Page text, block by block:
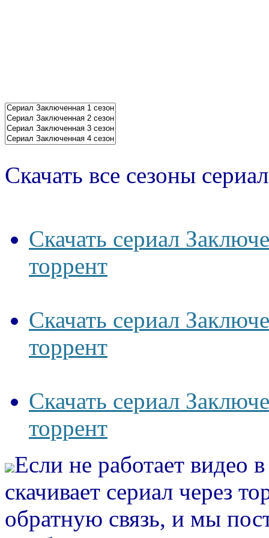
Скачать все сезоны
Скачать сериал
торрент
Скачать сериал
торрент
Скачать сериал
торрент
Если не работает видео
скачивает сериал через
обратную связь, и мы